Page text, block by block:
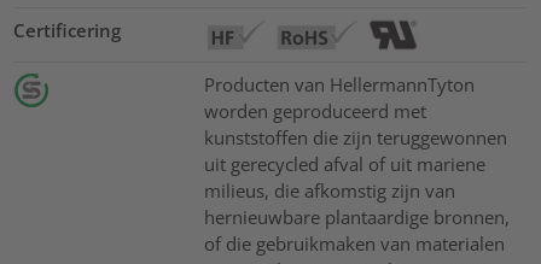
Certificering
Producten van HellermannTyton
worden geproduceerd met
kunststoffen die zijn teruggewonnen
uit gerecycled afval of uit mariene
milieus, die afkomstig zijn van
hernieuwbare plantaardige bronnen,
of die gebruikmaken van materialen